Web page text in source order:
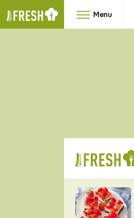
Menu
RYCHLOVKY